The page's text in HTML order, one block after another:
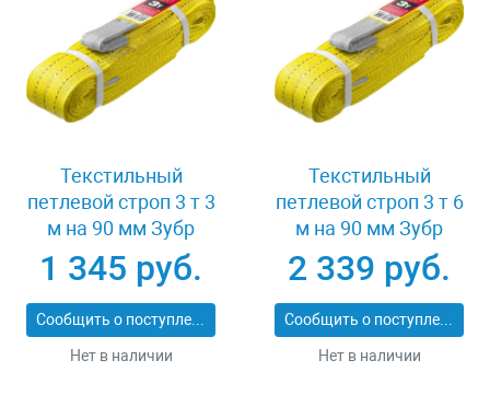
Текстильный
петлевой строп 3 т 3
м на 90 мм Зубр
43553-3-3
1 345 руб.
Сообщить о поступлении
Нет в наличии
Текстильный
петлевой строп 3 т 6
м на 90 мм Зубр
43553-3-6
2 339 руб.
Сообщить о поступлении
Нет в наличии